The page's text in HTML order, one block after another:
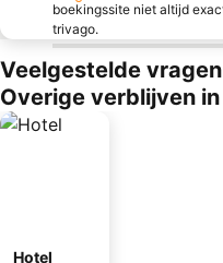
boekingssite niet altijd
trivago.
Veelgestelde
Overige verblijven
Hotel